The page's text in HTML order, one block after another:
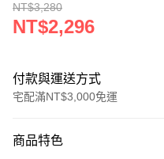
NT$3,280
NT$2,296
付款與運送方式
宅配滿NT$3,000免運
信用卡一次付款
商品特色